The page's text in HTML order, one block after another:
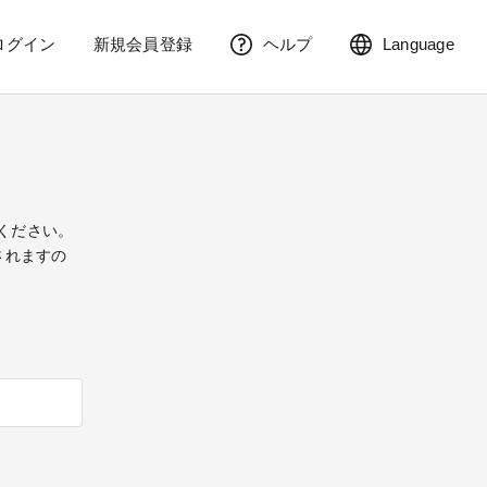
グイン 新規会員登録 ヘルプ Language
さい。
れますの